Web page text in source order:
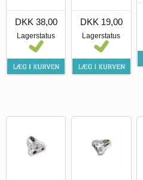
DKK 38,00
Lagerstatus
DKK 19,00
Lagerstatus